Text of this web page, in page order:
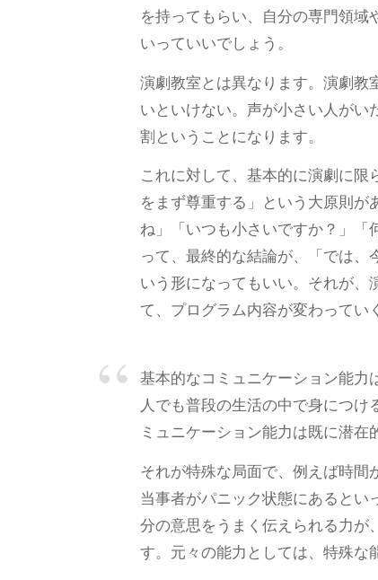
を持ってもらい、自分の専門領域
いっていいでしょう。
演劇教室とは異なります。演劇教
いといけない。声が小さい人がい
割ということになります。
これに対して、基本的に演劇に限
をまず尊重する」という大原則
ね」「いつも小さいですか？」「
って、最終的な結論が、「では、
いう形になってもいい。それが、
て、プログラム内容が変わってい
基本的なコミュニケーション能力
人でも普段の生活の中で身につ
ミュニケーション能力は既に潜在
それが特殊な局面で、例えば時間
当事者がパニック状態にあるとい
分の意思をうまく伝えられる力が
す。元々の能力としては、特殊な